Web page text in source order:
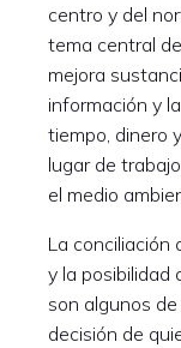
centro y del
tema central
mejora
información y
tiempo, dinero
lugar de
el medio
La conciliación
y la posibilidad
son algunos
decisión de